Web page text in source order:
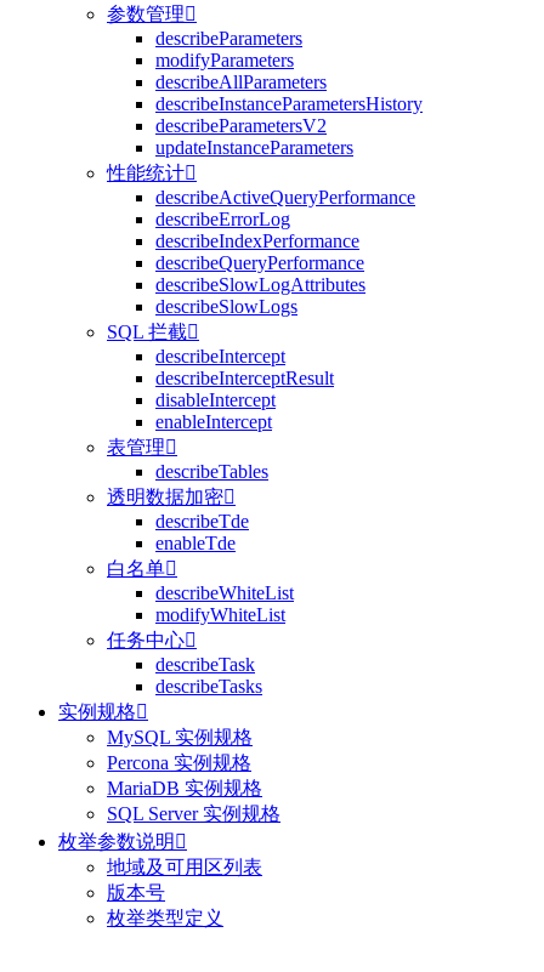
参数管理
describeParameters
modifyParameters
describeAllParameters
describeInstanceParametersHistory
describeParametersV2
updateInstanceParameters
性能统计
describeActiveQueryPerformance
describeErrorLog
describeIndexPerformance
describeQueryPerformance
describeSlowLogAttributes
describeSlowLogs
SQL 拦截
describeIntercept
describeInterceptResult
disableIntercept
enableIntercept
表管理
describeTables
透明数据加密
describeTde
enableTde
白名单
describeWhiteList
modifyWhiteList
任务中心
describeTask
describeTasks
实例规格
MySQL 实例规格
Percona 实例规格
MariaDB 实例规格
SQL Server 实例规格
枚举参数说明 
地域及可用区列表
版本号
枚举类型定义